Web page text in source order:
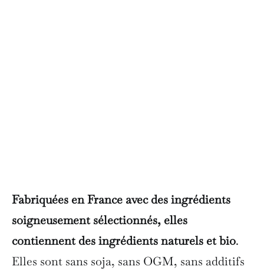
Fabriquées en France avec des ingrédients
soigneusement sélectionnés, elles
contiennent des ingrédients naturels et bio.
Elles sont sans soja, sans OGM, sans additifs